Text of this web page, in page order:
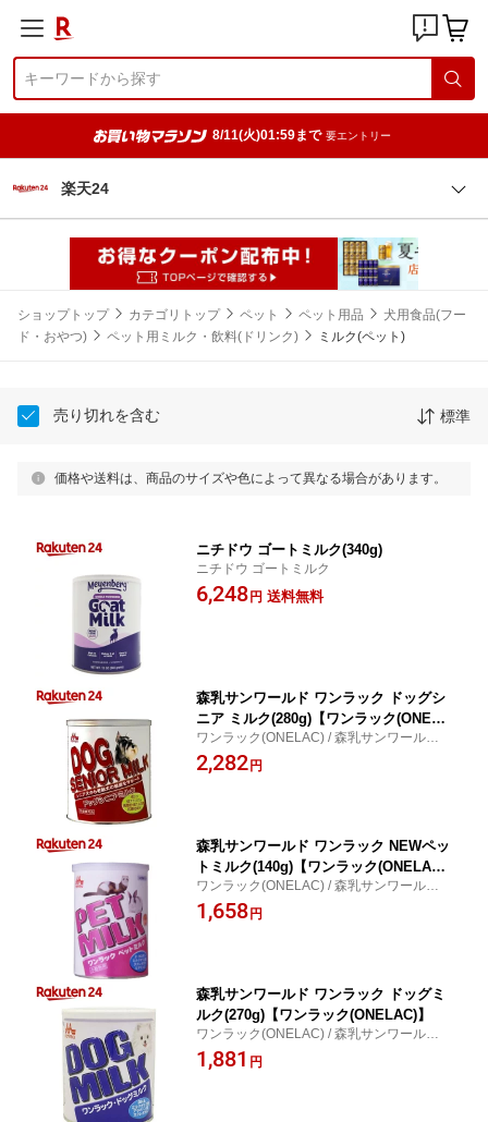
8/11(火)01:59まで 要エントリー
楽天24
ショップトップ カテゴリトップ ペット ペット用品
犬用食品(フー
ド・おやつ)
ペット用ミルク・飲料(ドリンク) ミルク(ペット)
売り切れを含む 標準
価格や送料は、商品のサイズや色によって異なる場合があります。
ニチドウ ゴートミルク(340g)
ニチドウ ゴートミルク
6,248 円 送料無料
森乳サンワールド ワンラック ドッグシ
ニア ミルク(280g)【ワンラック(ONELA
C)】
ワンラック(ONELAC) / 森乳サンワールド
ワンラック ドッグシニア ミルク
2,282 円
森乳サンワールド ワンラック NEWペッ
トミルク(140g)【ワンラック(ONELA
C)】
ワンラック(ONELAC) / 森乳サンワールド
ワンラック NEWペットミルク
1,658 円
森乳サンワールド ワンラック ドッグミ
ルク(270g)【ワンラック(ONELAC)】
ワンラック(ONELAC) / 森乳サンワールド
ワンラック ドッグミルク
1,881 円